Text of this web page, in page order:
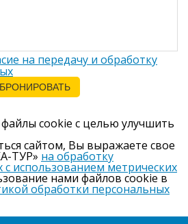
на передачу и обработку
файлы cookie с целью улучшить
сайтом, Вы выражаете свое
ТУР» на обработку
использованием метрических
нами файлов cookie в
обработки персональных